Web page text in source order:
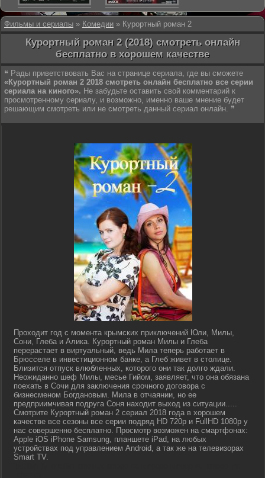
Фильмы и сериалы » Комедии » Курортный роман 2
Курортный роман 2 (2018) смотреть онлайн
бесплатно в хорошем качестве
❝ Рады приветствовать Вас на странице сериала, где вы сможете
«Курортный роман 2 2018 смотреть онлайн бесплатно все серии
сериала на киного». Не забудьте оставить свой комментарий к
просмотренному сериалу, и возможно, именно ваше мнение будет
решающим смотреть или не смотреть данный сериал онлайн. ❞
Проходит год с момента крымских приключений Юли, Милы,
Сони, Глеба и Алика. Курортный роман Милы и Глеба
перерастает в виртуальный, ведь Мила теперь работает в
Брюсселе в инвестиционном банке, а Глеб живет в столице.
Близится отпуск влюбленных, которого они так долго ждали.
Неожиданно шеф Милы, месье Гийом, заявляет, что она обязана
поехать в Сочи для заключения срочного договора с
бизнесменом Богдановым. Мила в отчаянии, но ее
предприимчивая подруга Соня находит выход из ситуации.....
Смотрите Курортный роман 2 сериал 2018 года в хорошем
качестве все сезоны все серии подряд HD 720p и FullHD 1080p у
нас совершенно бесплатно. Просмотр возможен на смартфонах:
Apple iOS iPhone Samsung, планшете iPad, на любых
устройствах под управлением Android, а так же на телевизорах
Smart TV.